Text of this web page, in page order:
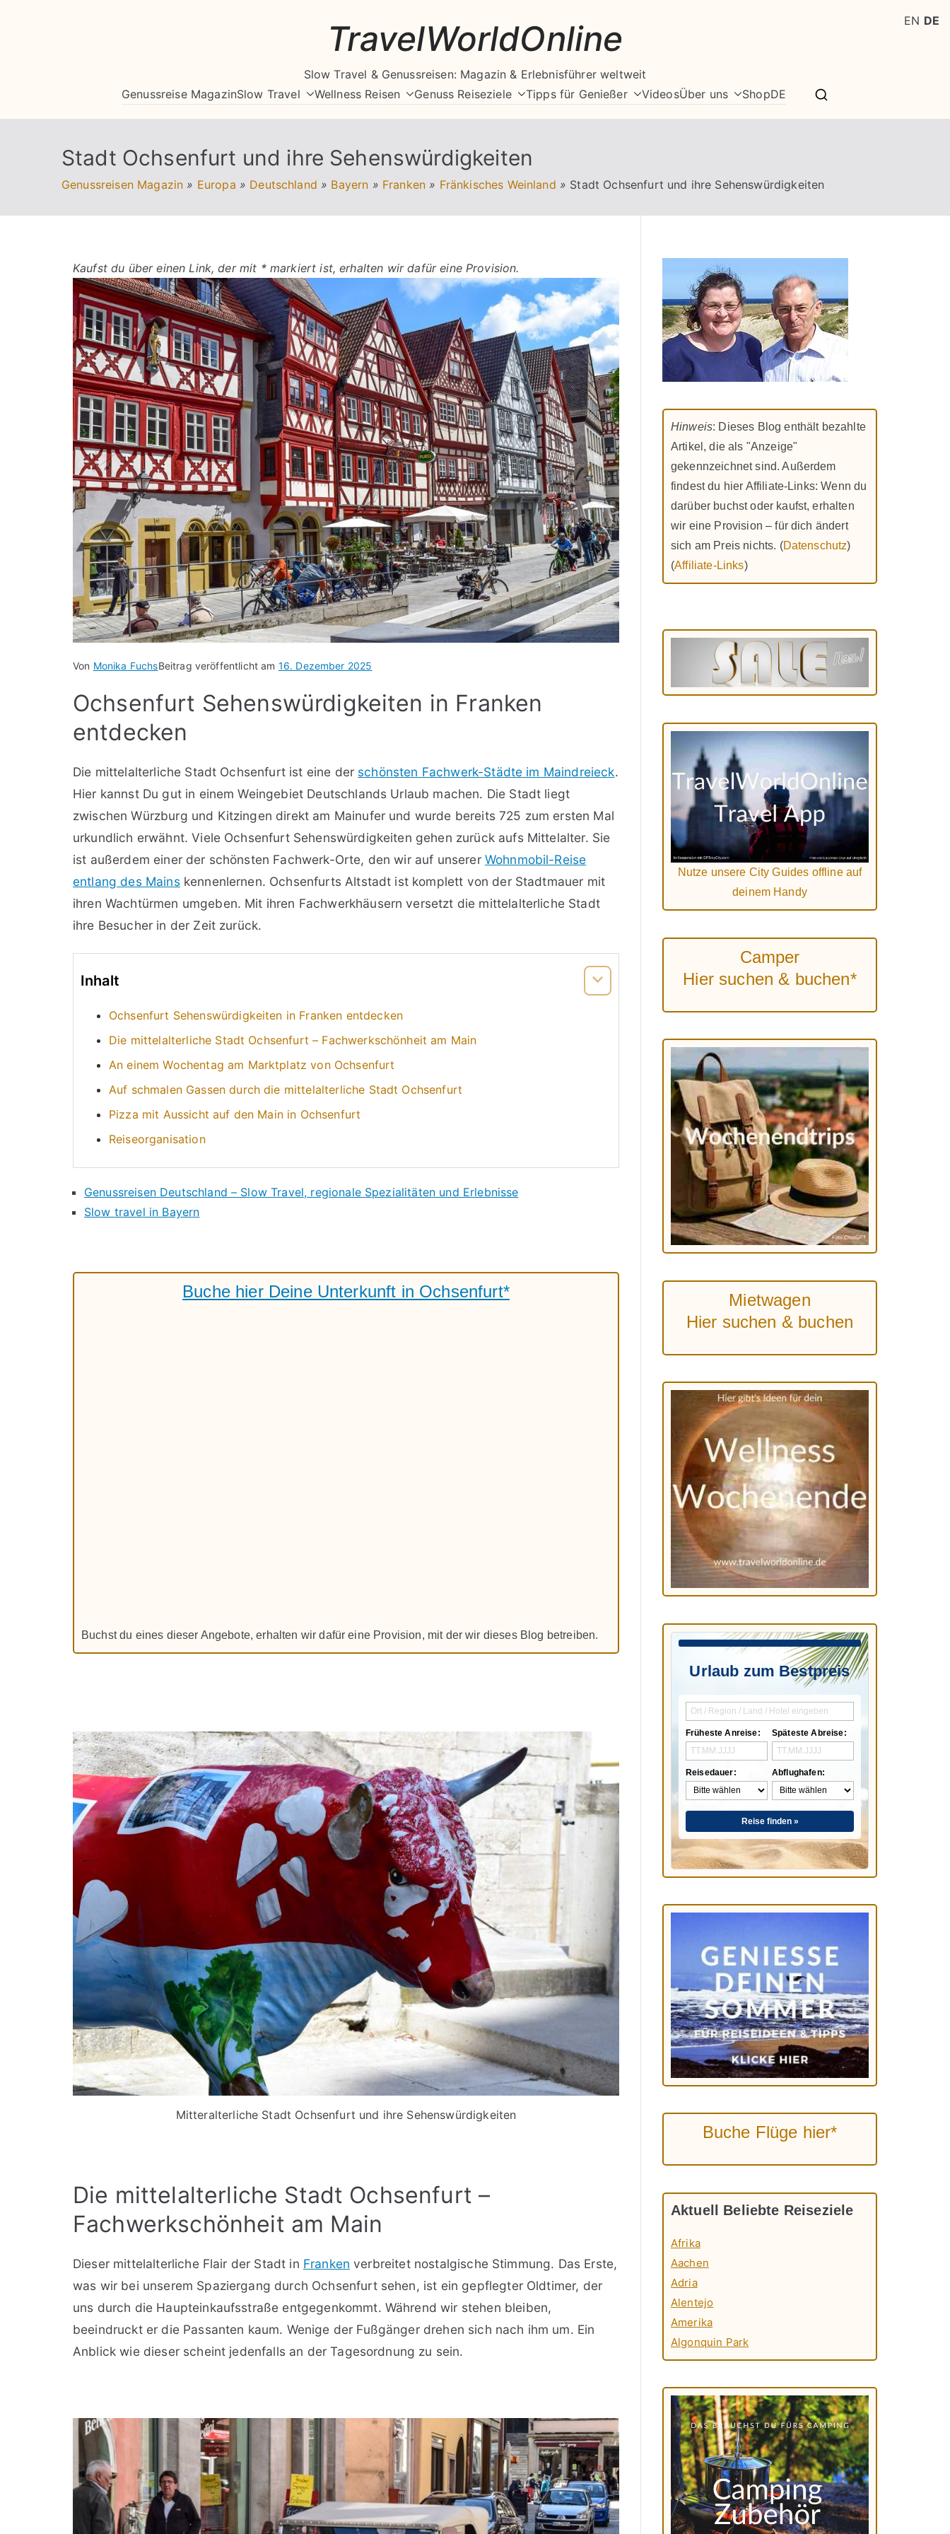
TravelWorldOnline
Slow Travel & Genussreisen: Magazin & Erlebnisführer weltweit
Genussreise MagazinSlow Travel Wellness Reisen Genuss Reiseziele Tipps für Genießer VideosÜber uns ShopDE
Stadt Ochsenfurt und ihre Sehenswürdigkeiten
Genussreisen Magazin » Europa » Deutschland » Bayern » Franken » Fränkisches Weinland » Stadt Ochsenfurt und ihre Sehenswürdigkeiten
Kaufst du über einen Link, der mit * markiert ist, erhalten wir dafür eine Provision.
Von Monika FuchsBeitrag veröffentlicht am 16. Dezember 2025
Ochsenfurt Sehenswürdigkeiten in Franken
entdecken
Die mittelalterliche Stadt Ochsenfurt ist eine der schönsten Fachwerk-Städte im Maindreieck.
Hier kannst Du gut in einem Weingebiet Deutschlands Urlaub machen. Die Stadt liegt
zwischen Würzburg und Kitzingen direkt am Mainufer und wurde bereits 725 zum ersten Mal
urkundlich erwähnt. Viele Ochsenfurt Sehenswürdigkeiten gehen zurück aufs Mittelalter. Sie
ist außerdem einer der schönsten Fachwerk-Orte, den wir auf unserer Wohnmobil-Reise
entlang des Mainskennenlernen. Ochsenfurts Altstadt ist komplett von der Stadtmauer mit
ihren Wachtürmen umgeben. Mit ihren Fachwerkhäusern versetzt die mittelalterliche Stadt
ihre Besucher in der Zeit zurück.
Inhalt
Ochsenfurt Sehenswürdigkeiten in Franken entdecken
Die mittelalterliche Stadt Ochsenfurt – Fachwerkschönheit am Main
An einem Wochentag am Marktplatz von Ochsenfurt
Auf schmalen Gassen durch die mittelalterliche Stadt Ochsenfurt
Pizza mit Aussicht auf den Main in Ochsenfurt
Reiseorganisation
Genussreisen Deutschland – Slow Travel, regionale Spezialitäten und Erlebnisse
Slow travel in Bayern
Buche hier Deine Unterkunft in Ochsenfurt*
Buchst du eines dieser Angebote, erhalten wir dafür eine Provision, mit der wir dieses Blog betreiben.
Mitteralterliche Stadt Ochsenfurt und ihre Sehenswürdigkeiten
Die mittelalterliche Stadt Ochsenfurt –
Fachwerkschönheit am Main
Dieser mittelalterliche Flair der Stadt in Franken verbreitet nostalgische Stimmung. Das Erste,
was wir bei unserem Spaziergang durch Ochsenfurt sehen, ist ein gepflegter Oldtimer, der
uns durch die Haupteinkaufsstraße entgegenkommt. Während wir stehen bleiben,
beeindruckt er die Passanten kaum. Wenige der Fußgänger drehen sich nach ihm um. Ein
Anblick wie dieser scheint jedenfalls an der Tagesordnung zu sein.
Hinweis: Dieses Blog enthält bezahlte
Artikel, die als "Anzeige"
gekennzeichnet sind. Außerdem
findest du hier Affiliate-Links: Wenn du
darüber buchst oder kaufst, erhalten
wir eine Provision – für dich ändert
sich am Preis nichts. (Datenschutz)
(Affiliate-Links)
Nutze unsere City Guides offline auf
deinem Handy
Camper
Hier suchen & buchen*
Mietwagen
Hier suchen & buchen
Urlaub zum Bestpreis
Früheste Anreise:
Reisedauer:
Späteste Abreise:
Abflughafen:
Reise finden »
Buche Flüge hier*
Aktuell Beliebte Reiseziele
Afrika
Aachen
Adria
Alentejo
Amerika
Algonquin Park
EN DE